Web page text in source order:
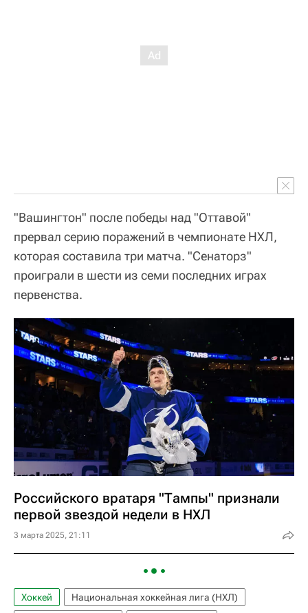
"Вашингтон" после победы над "Оттавой"
прервал серию поражений в чемпионате НХЛ,
которая составила три матча. "Сенаторз"
проиграли в шести из семи последних играх
первенства.
Российского вратаря "Тампы" признали
первой звездой недели в НХЛ
3 марта 2025, 21:11
Хоккей
Национальная хоккейная лига (НХЛ)